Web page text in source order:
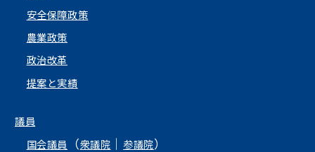
安全保障政策
農業政策
政治改革
提案と実績
議員
国会議員
（衆議院 ｜参議院）